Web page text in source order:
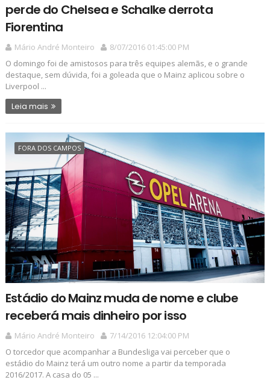
perde do Chelsea e Schalke derrota
Fiorentina
Mário André Monteiro
8/07/2016 01:45:00 PM
O domingo foi de amistosos para três equipes alemãs, e o grande
destaque, sem dúvida, foi a goleada que o Mainz aplicou sobre o
Liverpool ...
Leia mais
FORA DOS CAMPOS
Estádio do Mainz muda de nome e clube
receberá mais dinheiro por isso
Mário André Monteiro
7/14/2016 12:04:00 PM
O torcedor que acompanhar a Bundesliga vai perceber que o
estádio do Mainz terá um outro nome a partir da temporada
2016/2017. A casa do 05 ...